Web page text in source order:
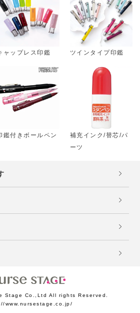
ャップレス印鑑 ツインタイプ印鑑
鑑付きボールペン
補充インク/替芯/パ
ーツ
Stage Co.,Ltd All rights Reserved.
www.nursestage.co.jp/